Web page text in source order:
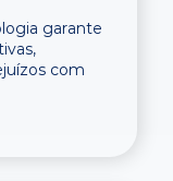
garante
com